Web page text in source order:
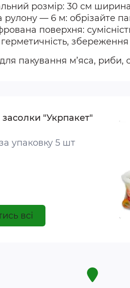
розмір: 30 см
— 6 м: обрізайте
поверхня:
збереження
пакування м’яса, риби,
"Укрпакет"
упаковку 5 шт
всі